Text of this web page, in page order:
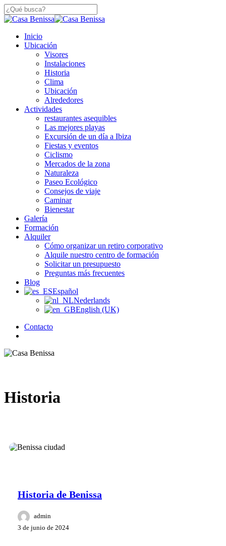
Saltar
a
principal
Cerca
Búsqueda
búsqueda
Menú
Inicio
Ubicación
Visores
Instalaciones
Historia
Clima
Ubicación
Alrededores
Actividades
restaurantes asequibles
Las mejores playas
Excursión de un día a Ibiza
Fiestas y eventos
Ciclismo
Mercados de la zona
Naturaleza
Paseo Ecológico
Consejos de viaje
Caminar
Bienestar
Galería
Formación
Alquiler
Cómo organizar un retiro corporativo
Alquile nuestro centro de formación
Solicitar un presupuesto
Preguntas más frecuentes
Blog
Español
Nederlands
English (UK)
Contacto
Historia
Historia de Benissa
admin
3 de junio de 2024